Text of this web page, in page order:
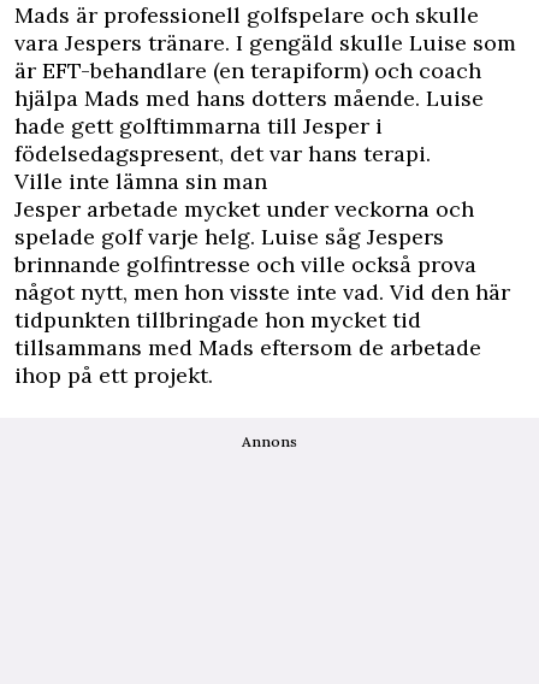
Mads är professionell golfspelare och skulle
vara Jespers tränare. I gengäld skulle Luise som
är EFT-behandlare (en terapiform) och coach
hjälpa Mads med hans dotters mående. Luise
hade gett golftimmarna till Jesper i
födelsedagspresent, det var hans terapi.
Ville inte lämna sin man
Jesper arbetade mycket under veckorna och
spelade golf varje helg. Luise såg Jespers
brinnande golfintresse och ville också prova
något nytt, men hon visste inte vad. Vid den här
tidpunkten tillbringade hon mycket tid
tillsammans med Mads eftersom de arbetade
ihop på ett projekt.
Annons